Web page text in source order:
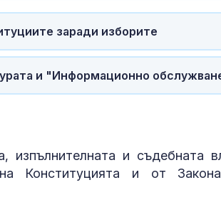
заради изборите
и "Информационно
изпълнителната и съдебната
Конституцията и от
Зеленски
Влиянието
върху